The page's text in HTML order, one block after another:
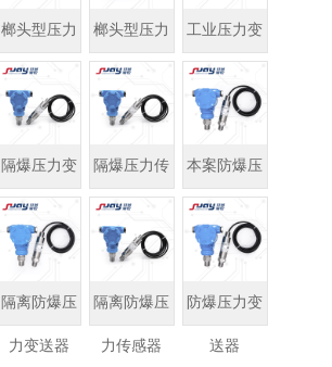
榔头型压力
变送器
榔头型压力
传感器
工业压力变
送器
隔爆压力变
送器
隔爆压力传
感器
本案防爆压
力变送器
隔离防爆压
力变送器
隔离防爆压
力传感器
防爆压力变
送器